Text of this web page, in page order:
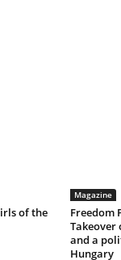
of the
Magazine
Freedom
Takeover
and a
Hungary